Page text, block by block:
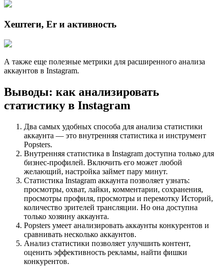
Хештеги, Er и активность
А также еще полезные метрики для расширенного анализа
аккаунтов в Instagram.
Выводы: как анализировать
статистику в Instagram
Два самых удобных способа для анализа статистики
аккаунта — это внутренняя статистика и инструмент
Popsters.
Внутренняя статистика в Instagram доступна только для
бизнес-профилей. Включить его может любой
желающий, настройка займет пару минут.
Статистика Instagram аккаунта позволяет узнать:
просмотры, охват, лайки, комментарии, сохранения,
просмотры профиля, просмотры и перемотку Историй,
количество зрителей трансляции. Но она доступна
только хозяину аккаунта.
Popsters умеет анализировать аккаунты конкурентов и
сравнивать несколько аккаунтов.
Анализ статистики позволяет улучшить контент,
оценить эффективность рекламы, найти фишки
конкурентов.